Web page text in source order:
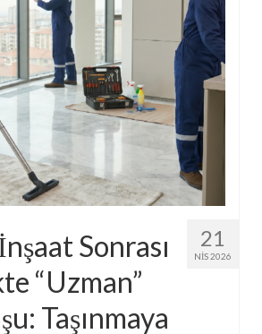
21
NIS 2026
Sonrası
“Uzman”
Taşınmaya